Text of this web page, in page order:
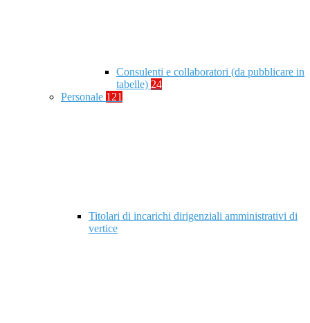
Consulenti e collaboratori (da pubblicare in
tabelle) 24
Personale 121
Titolari di incarichi dirigenziali amministrativi di
vertice